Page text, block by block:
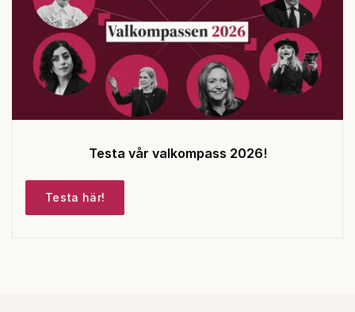
Testa vår valkompass 2026!
Testa här!